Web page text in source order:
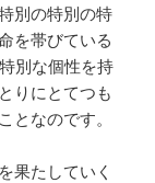
別の特別の特
を帯びている
別な個性を持
りにとてつも
となのです。
果たしていく